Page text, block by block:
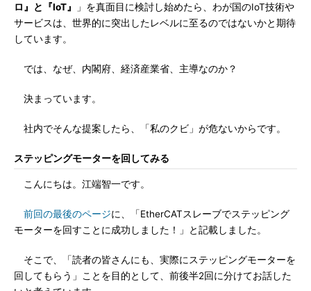
ロ』と『IoT』
」を真面目に検討し始めたら、わが国のIoT技術や
サービスは、世界的に突出したレベルに至るのではないかと期待
しています。
では、なぜ、内閣府、経済産業省、主導なのか？
決まっています。
社内でそんな提案したら、「私のクビ」が危ないからです。
ステッピングモーターを回してみる
こんにちは。江端智一です。
前回の最後のページに、「EtherCATスレーブでステッピング
モーターを回すことに成功しました！」と記載しました。
そこで、「読者の皆さんにも、実際にステッピングモーターを
回してもらう」ことを目的として、前後半2回に分けてお話した